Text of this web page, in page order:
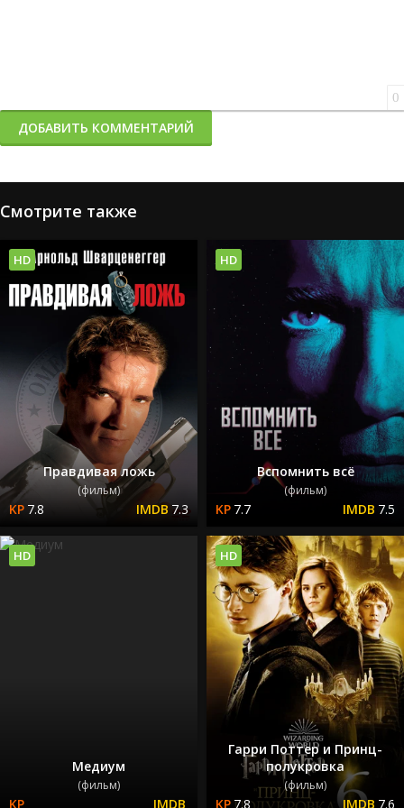
0
ДОБАВИТЬ КОММЕНТАРИЙ
Смотрите также
Правдивая ложь
(фильм)
7.8 7.3
HD
Вспомнить всё
(фильм)
7.7 7.5
HD
Медиум
(фильм)
HD
Гарри Поттер и Принц-
полукровка
(фильм)
7.8 7.6
HD